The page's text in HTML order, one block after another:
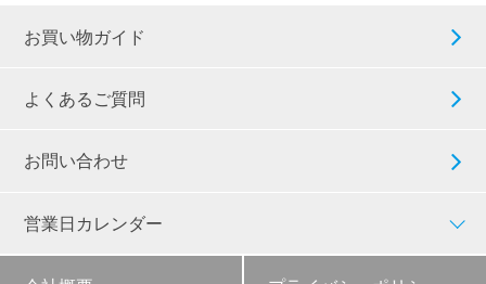
お買い物ガイド
よくあるご質問
お問い合わせ
営業日カレンダー